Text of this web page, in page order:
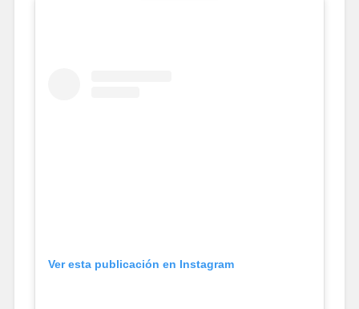
Ver esta publicación en Instagram